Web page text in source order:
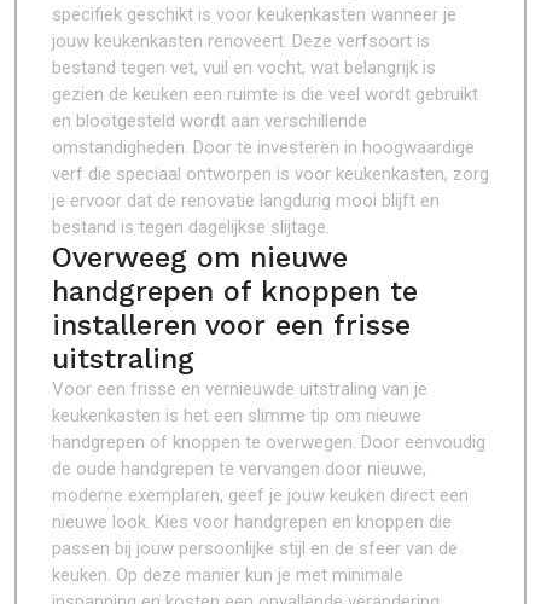
specifiek geschikt is voor keukenkasten wanneer je
jouw keukenkasten renoveert. Deze verfsoort is
bestand tegen vet, vuil en vocht, wat belangrijk is
gezien de keuken een ruimte is die veel wordt gebruikt
en blootgesteld wordt aan verschillende
omstandigheden. Door te investeren in hoogwaardige
verf die speciaal ontworpen is voor keukenkasten, zorg
je ervoor dat de renovatie langdurig mooi blijft en
bestand is tegen dagelijkse slijtage.
Overweeg om nieuwe
handgrepen of knoppen te
installeren voor een frisse
uitstraling
Voor een frisse en vernieuwde uitstraling van je
keukenkasten is het een slimme tip om nieuwe
handgrepen of knoppen te overwegen. Door eenvoudig
de oude handgrepen te vervangen door nieuwe,
moderne exemplaren, geef je jouw keuken direct een
nieuwe look. Kies voor handgrepen en knoppen die
passen bij jouw persoonlijke stijl en de sfeer van de
keuken. Op deze manier kun je met minimale